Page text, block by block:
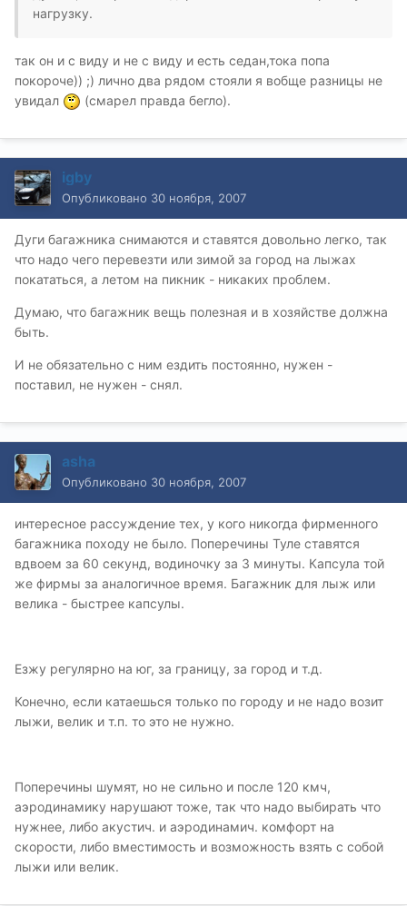
нагрузку.
так он и с виду и не с виду и есть седан,тока попа
покороче)) ;) лично два рядом стояли я вобще разницы не
увидал
(смарел правда бегло).
igby
Опубликовано 30 ноября, 2007
Дуги багажника снимаются и ставятся довольно легко, так
что надо чего перевезти или зимой за город на лыжах
покататься, а летом на пикник - никаких проблем.
Думаю, что багажник вещь полезная и в хозяйстве должна
быть.
И не обязательно с ним ездить постоянно, нужен -
поставил, не нужен - снял.
asha
Опубликовано 30 ноября, 2007
интересное рассуждение тех, у кого никогда фирменного
багажника походу не было. Поперечины Туле ставятся
вдвоем за 60 секунд, водиночку за 3 минуты. Капсула той
же фирмы за аналогичное время. Багажник для лыж или
велика - быстрее капсулы.
Езжу регулярно на юг, за границу, за город и т.д.
Конечно, если катаешься только по городу и не надо возит
лыжи, велик и т.п. то это не нужно.
Поперечины шумят, но не сильно и после 120 кмч,
аэродинамику нарушают тоже, так что надо выбирать что
нужнее, либо акустич. и аэродинамич. комфорт на
скорости, либо вместимость и возможность взять с собой
лыжи или велик.